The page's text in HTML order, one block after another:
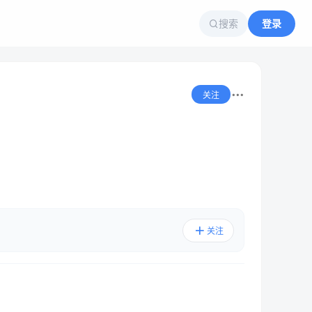
搜索 登录
关注
关注